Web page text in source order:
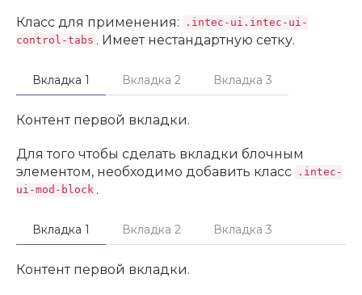
Класс для применения:
.intec-ui.intec-ui-
control-tabs . Имеет нестандартную сетку.
Вкладка 1 Вкладка 2 Вкладка 3
Контент первой вкладки.
Для того чтобы сделать вкладки блочным
элементом, необходимо добавить класс
.intec-
ui-mod-block .
Вкладка 1 Вкладка 2 Вкладка 3
Контент первой вкладки.